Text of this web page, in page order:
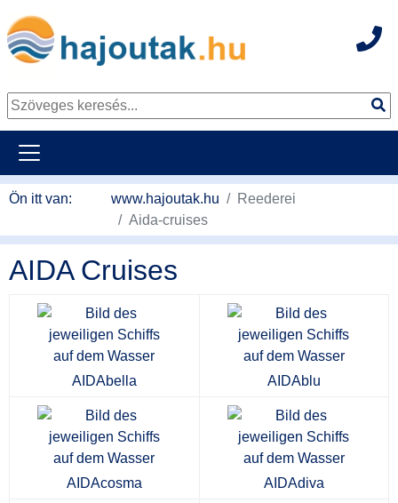
Ön itt van: www.hajoutak.hu
Reederei
Aida-cruises
AIDA Cruises
AIDAbella AIDAblu
AIDAcosma AIDAdiva